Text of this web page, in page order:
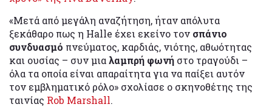
«Μετά από μεγάλη αναζήτηση, ήταν απόλυτα
ξεκάθαρο πως η Halle έχει εκείνο τον σπάνιο
συνδυασμό πνεύματος, καρδιάς, νιότης, αθωότητας
και ουσίας – συν μιαλαμπρή φωνή στο τραγούδι –
όλα τα οποία είναι απαραίτητα για να παίξει αυτόν
τον εμβληματικό ρόλο» σχολίασε ο σκηνοθέτης της
ταινίας Rob Marshall.